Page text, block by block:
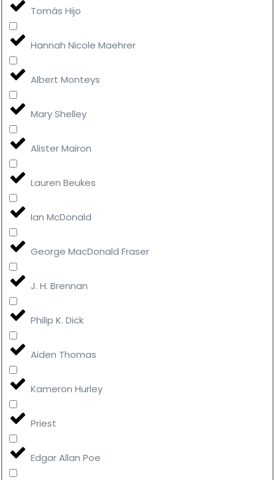
Tomás Hijo
Hannah Nicole Maehrer
Albert Monteys
Mary Shelley
Alister Mairon
Lauren Beukes
Ian McDonald
George MacDonald Fraser
J. H. Brennan
Philip K. Dick
Aiden Thomas
Kameron Hurley
Priest
Edgar Allan Poe